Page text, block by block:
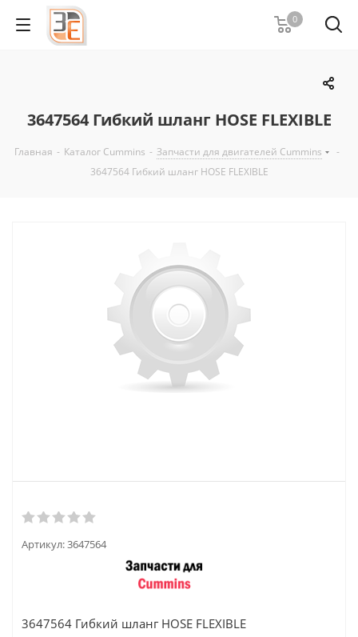
0
3647564 Гибкий шланг HOSE FLEXIBLE
Главная - Каталог Cummins - Запчасти для двигателей Cummins
-
3647564 Гибкий шланг HOSE FLEXIBLE
Артикул:3647564
3647564 Гибкий шланг HOSE FLEXIBLE